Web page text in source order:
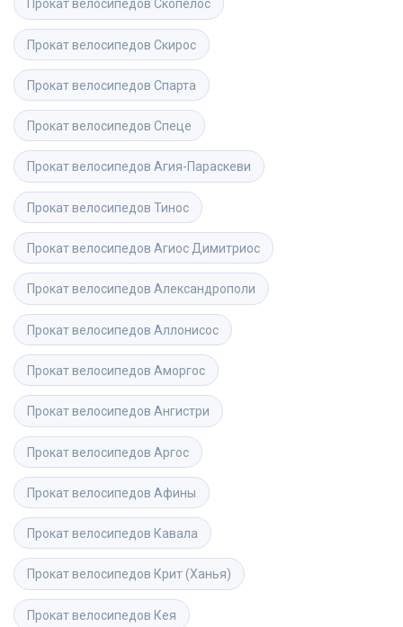
Прокат велосипедов Скопелос
Прокат велосипедов Скирос
Прокат велосипедов Спарта
Прокат велосипедов Спеце
Прокат велосипедов Агия-Параскеви
Прокат велосипедов Тинос
Прокат велосипедов Агиос Димитриос
Прокат велосипедов Александрополи
Прокат велосипедов Аллонисос
Прокат велосипедов Аморгос
Прокат велосипедов Ангистри
Прокат велосипедов Аргос
Прокат велосипедов Афины
Прокат велосипедов Кавала
Прокат велосипедов Крит (Ханья)
Прокат велосипедов Кея